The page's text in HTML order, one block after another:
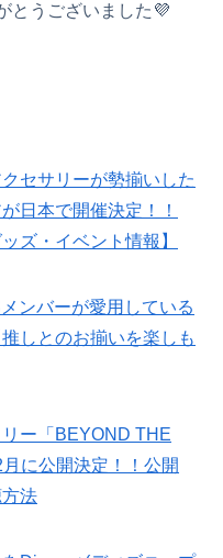
とうございました💜
セサリーが勢揃いした
日本で開催決定！！
ズ・イベント情報】
ンバーが愛用している
しとのお揃いを楽しも
ー「BEYOND THE
に公開決定！！公開
法